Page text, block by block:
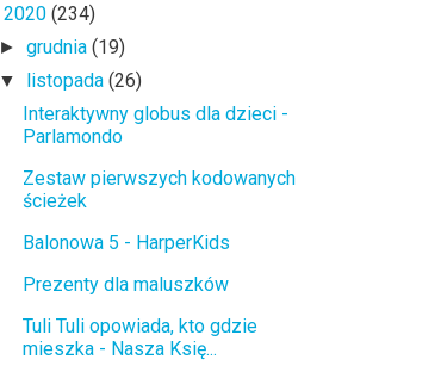
2020 (234)
►grudnia(19)
▼ listopada(26)
Interaktywny globus dla dzieci -
Parlamondo
Zestaw pierwszych kodowanych
ścieżek
Balonowa 5 - HarperKids
Prezenty dla maluszków
Tuli Tuli opowiada, kto gdzie
mieszka - Nasza Księ...